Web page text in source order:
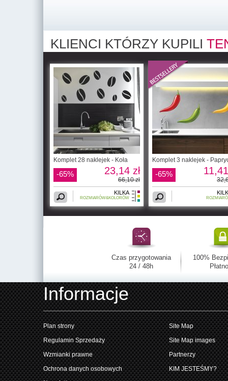
KLIENCI KTÓRZY KUPILI
Komplet 28 naklejek - Koła
-65% 23,14 zł
66,10 zł
KILKA
ROZMIARÓW&KOLORÓW
Komplet 3 naklejek -
-65%
Czas przygotowania
24 / 48h
100%
Informacje
Plan strony
Regulamin Sprzedaży
Wzmianki prawne
Ochrona danych osobowych
Site Map
Site Map images
Partnerzy
KIM JESTEŚMY?